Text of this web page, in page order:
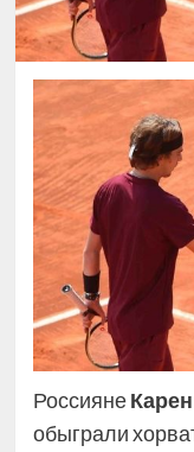
Россияне
обыграли